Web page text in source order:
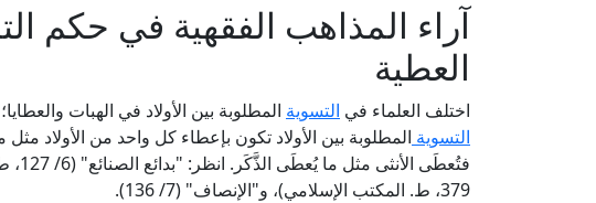
آراء المذاهب الفقهية في حكم
العطية
اختلف العلماء في التسوية المطلوبة بين الأولاد في الهبات
التسوية المطلوبة بين الأولاد تكون بإعطاء كل واحد من الأولاد
379، ط. المكتب الإسلامي)، و"الإنصاف" (7/ 136).